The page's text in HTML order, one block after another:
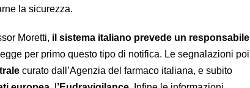
la sicurezza.
Moretti, il sistema italiano prevede un responsabile
per primo questo tipo di notifica. Le segnalazioni poi
curato dall’Agenzia del farmaco italiana, e subito